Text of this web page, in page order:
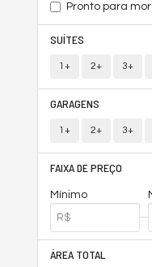
Pronto para
SUÍTES
1+ 2+ 3+
GARAGENS
1+ 2+ 3+
FAIXA DE PREÇO
Mínimo
ÁREA TOTAL